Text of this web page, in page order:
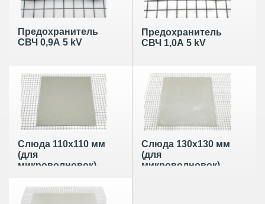
Предохранитель
СВЧ 0,9А 5 kV
Предохранитель
СВЧ 1,0А 5 kV
Слюда 110х110 мм
(для
микроволновок)
Слюда 130х130 мм
(для
микроволновок)